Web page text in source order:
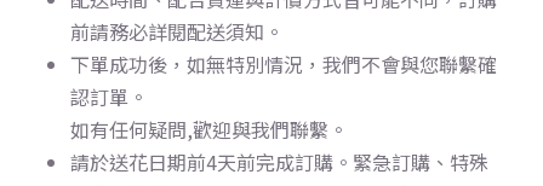
前請務必詳閱配送須知。
下單成功後，如無特別情況，我們不會與您聯繫確
認訂單。
如有任何疑問,歡迎與我們聯繫。
請於送花日期前4天前完成訂購。 緊急訂購、特殊